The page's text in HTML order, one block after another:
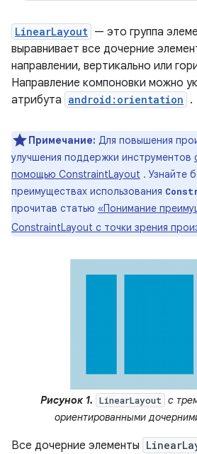
LinearLayout — это группа
выравнивает все дочерние
направлении, вертикально или
Направление компоновки можно
атрибута android:orientation .
Примечание: Для повышения
улучшения поддержки инструментов
помощью ConstraintLayout . Узнайте
преимуществах использования
прочитав статью «Понимание
ConstraintLayout с точки зрения
Рисунок 1. LinearLayout
с
ориентированными
Все дочерние элементы